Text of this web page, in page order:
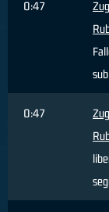
0:47
0:47